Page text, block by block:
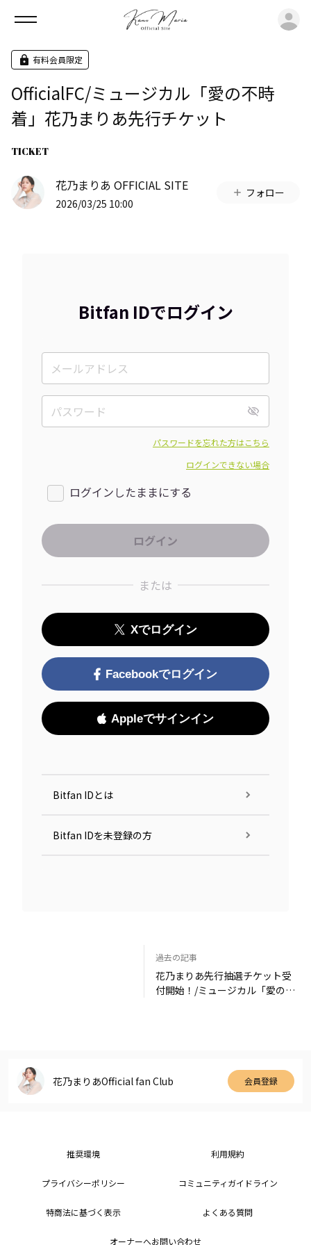
有料会員限定
OfficialFC/ミュージカル「愛の不時
着」花乃まりあ先行チケット
TICKET
花乃まりあ OFFICIAL SITE
2026/03/25 10:00
フォロー
Bitfan IDでログイン
パスワードを忘れた方はこちら
ログインできない場合
ログインしたままにする
または
Xでログイン
Facebookでログイン
Appleでサインイン
Bitfan IDとは
Bitfan IDを未登録の方
過去の記事
花乃まりあ先行抽選チケット受
付開始！/ミュージカル「愛の不
花乃まりあOfficial fan Club 会員登録
推奨環境 利用規約
プライバシーポリシー コミュニティガイドライン
特商法に基づく表示 よくある質問
オーナーへお問い合わせ